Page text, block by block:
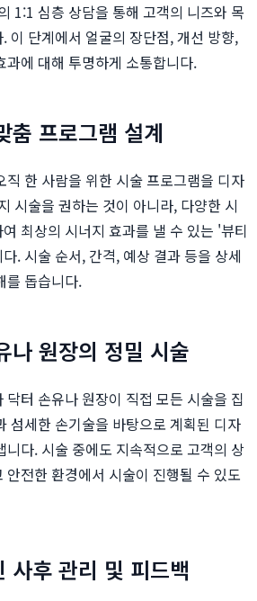
1:1 심층 상담을 통해 고객의 니즈와 목
이 단계에서 얼굴의 장단점, 개선 방향,
과에 대해 투명하게 소통합니다.
춤 프로그램 설계
직 한 사람을 위한 시술 프로그램을 디자
시술을 권하는 것이 아니라, 다양한 시
최상의 시너지 효과를 낼 수 있는 '뷰티
. 시술 순서, 간격, 예상 결과 등을 상세
를 돕습니다.
나 원장의 정밀 시술
터 손유나 원장이 직접 모든 시술을 집
섬세한 손기술을 바탕으로 계획된 디자
니다. 시술 중에도 지속적으로 고객의 상
안전한 환경에서 시술이 진행될 수 있도
사후 관리 및 피드백